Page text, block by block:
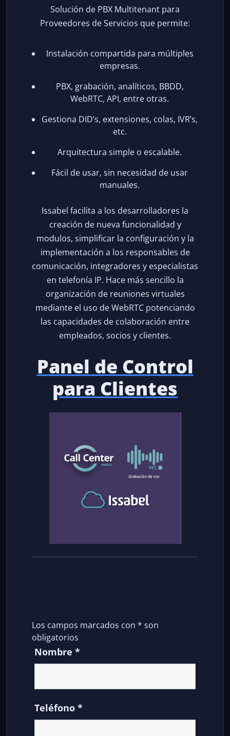
Solución de PBX Multitenant para
Proveedores de Servicios que permite:
Instalación compartida para múltiples
empresas.
PBX, grabación, analíticos, BBDD,
WebRTC, API, entre otras.
Gestiona DID’s, extensiones, colas, IVR’s,
etc.
Arquitectura simple o escalable.
Fácil de usar, sin necesidad de usar
manuales.
Issabel facilita a los desarrolladores la
creación de nueva funcionalidad y
modulos, simplificar la configuración y la
implementación a los responsables de
comunicación, integradores y especialistas
en telefonía IP. Hace más sencillo la
organización de reuniones virtuales
mediante el uso de WebRTC potenciando
las capacidades de colaboración entre
empleados, socios y clientes.
Panel de Control
para Clientes
Los campos marcados con * son
obligatorios
Nombre *
Teléfono *